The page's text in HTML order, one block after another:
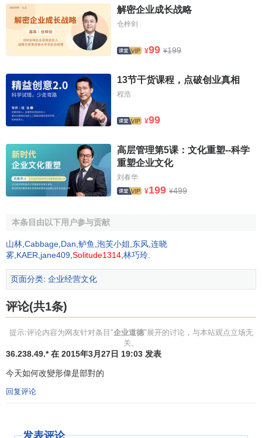
经济单元，而且因为在企业中集聚了千百万职工，他们是我
国的社会中坚。因此企业作为“小社会”，其道德状况如何，会
深刻影响着整个社会面貌。在一定意义上说，企业道德建设
也是社会主义精神文明建设的关键。
企业管理道德在企业中的作用[1]
现代企业管理的一个突出特点是强调以人为中心的管
理。现代科学管理认为，在企业的人、财、物等诸要素中，
营管理的重心从物转移到人的过程中应运而生的，与管理科
学和伦理学有密切联系的一门新兴的学科。管理道德又称为
管理者道德，是管理者在实施经营管理活动中必须遵循的人
与人之间的关系以及个人与企业之间关系的行为规范的总
会道德的一个组成部分。它主要研究道德因素在企业经营管
理过程中的作用及经营管理者应当具备一些什么样的职业道
德品质和行为能力。
在企业管理中，实现
职权关系来确定企业成员的行为规范。这种控制方式是强制
性的，往往引起职工的心理失衡，进而产生
情绪。另一种是通过共同的价值观，由道德意识的暗示，强
化自我意识来达到职工的自我控制和自我约束
于对职工个人价值的尊重和充分信任职工的自觉性为前提的
解密企业成长战略
仓梓剑
¥99 ¥199
13节干货课程，点破创业真相
程浩
¥99
高层管理第5课：文化重塑--科学
重塑企业文化
刘春华
¥199 ¥499
本条目由以下用户参与贡献
山林 Cabbage Dan 鲈鱼 泡芙小姐 东风 连晓
雾 KAER jane409 Solitude1314 林巧玲
页面分类: 企业经营文化
评论(共1条)
提示:评论内容为网友针对条目"企业道德"展开的讨论，与本站观点立场无
关。
36.238.49.* 在 2015年3月27日 19:03 发表
今天如何改變形偉是部對的
回复评论
发表评论